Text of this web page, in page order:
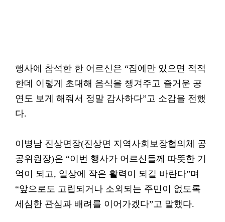
행사에 참석한 한 어르신은 “집에만 있으면 적적
한데 이렇게 초대해 음식을 챙겨주고 즐거운 공
연도 보게 해줘서 정말 감사하다”고 소감을 전했
다.
이병남 진상면장(진상면 지역사회보장협의체 공
공위원장)은 “이번 행사가 어르신들께 따뜻한 기
억이 되고, 일상에 작은 활력이 되길 바란다”며
“앞으로도 고립되거나 소외되는 주민이 없도록
세심한 관심과 배려를 이어가겠다”고 말했다.